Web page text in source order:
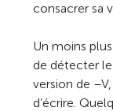
consacrer sa
Un moins
de détecter le
version de
d’écrire.